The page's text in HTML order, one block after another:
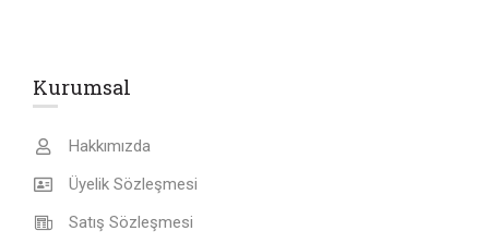
Kurumsal
Hakkımızda
Üyelik Sözleşmesi
Satış Sözleşmesi